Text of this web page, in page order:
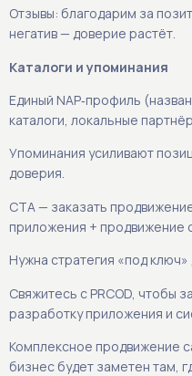
Отзывы: благодарим за
негатив — доверие растёт.
Каталоги и упоминания
Единый NAP‑профиль
каталоги, локальные
Упоминания усиливают
доверия.
CTA — заказать
приложения + продвижение
Нужна стратегия «под
Свяжитесь с PRCOD, чтобы
разработку приложения и
Комплексное продвижение
бизнес будет заметен там,